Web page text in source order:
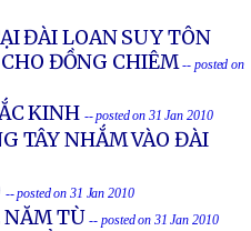
ĐÀI LOAN SUY TÔN
ĐỒNG CHIÊM -- posted on
KINH -- posted on 31 Jan 2010
TÂY NHẮM VÀO ĐÀI
-- posted on 31 Jan 2010
NĂM TÙ -- posted on 31 Jan 2010